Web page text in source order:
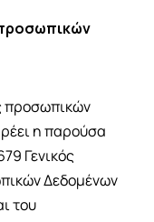
προσωπικών
η παρούσα
Γενικός
Δεδομένων
του